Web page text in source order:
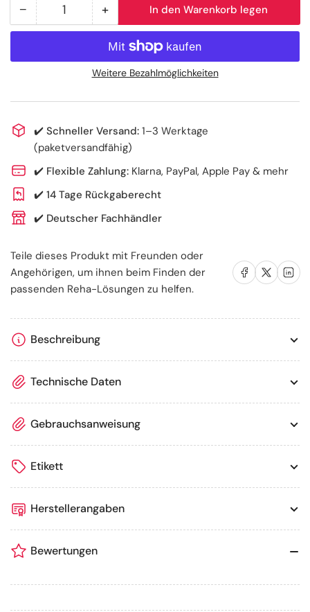
− Menge
reduzieren
Elastische
Kniebandage
aus
–
universell
&amp;
flexibel
Anzahl +Menge
erhöhen
für
Elastische
Kniebandage
aus
–
universell
&amp;
flexibel
In den Warenkorb legen
Weitere Bezahlmöglichkeiten
✔️ Schneller Versand: 1–3 Werktage
(paketversandfähig)
✔️ Flexible Zahlung: Klarna, PayPal, Apple Pay & mehr
✔️ 14 Tage Rückgaberecht
✔️ Deutscher Fachhändler
Teile dieses Produkt mit Freunden oder
Angehörigen, um ihnen beim Finden der
passenden Reha-Lösungen zu helfen.
Auf Facebook teilenAuf X teilenAuf LinkedIn
Beschreibung
Technische Daten
Gebrauchsanweisung
Etikett
Herstellerangaben
Bewertungen